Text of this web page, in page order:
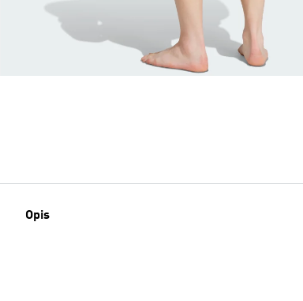
Opis